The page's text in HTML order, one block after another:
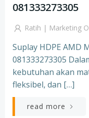
081333273305
Ratih | Marketing
Suplay HDPE AMD
081333273305
kebutuhan akan
fleksibel, dan […]
read more